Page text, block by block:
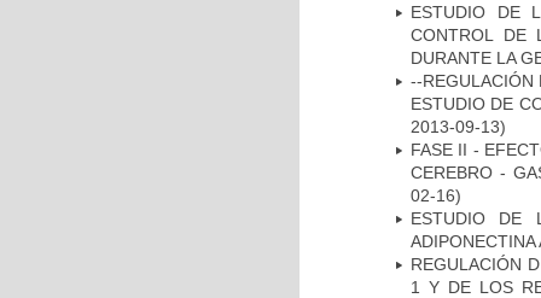
ESTUDIO DE
CONTROL DE
DURANTE LA
--REGULACIÓN
ESTUDIO DE
2013-09-13)
FASE II -
CEREBRO -
02-16)
ESTUDIO DE
REGULACIÓN
1 Y DE LOS